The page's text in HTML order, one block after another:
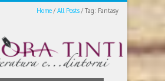
Home All Posts Tag: Fantasy